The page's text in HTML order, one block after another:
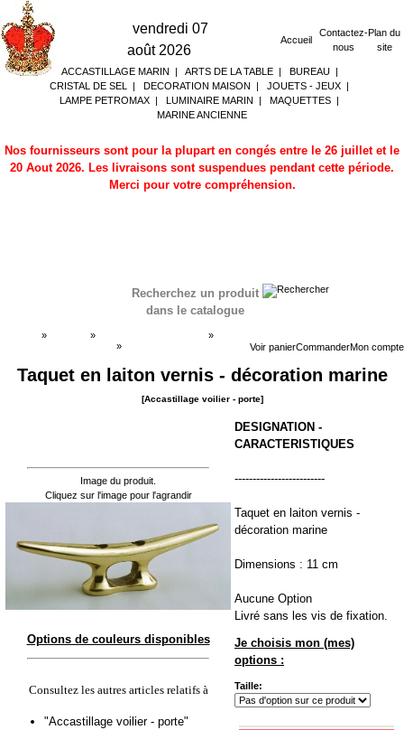
vendredi 07
août 2026
Accueil
Contactez-
nous
Plan du
site
ACCASTILLAGE MARIN | ARTS DE LA TABLE| BUREAU|
CRISTAL DE SEL
| DECORATION MAISON | JOUETS - JEUX |
LAMPE PETROMAX | LUMINAIRE MARIN | MAQUETTES |
MARINE ANCIENNE
Nos fournisseurs sont pour la plupart en congés entre le 26 juillet et le
20 Aout 2026. Les livraisons sont suspendues pendant cette période.
Merci pour votre compréhension.
Recherchez un produit
dans le catalogue
Voir panierCommanderMon compte
» »
»
»
Taquet en laiton vernis - décoration marine
[Accastillage voilier - porte]
Image du produit.
Cliquez sur l'image pour l'agrandir
Options de couleurs disponibles
Consultez les autres articles relatifs à
"Accastillage voilier - porte"
DESIGNATION -
CARACTERISTIQUES
-------------------------
Taquet en laiton vernis -
décoration marine
Dimensions : 11 cm
Aucune Option
Livré sans les vis de fixation.
Je choisis mon (mes)
options :
Taille: